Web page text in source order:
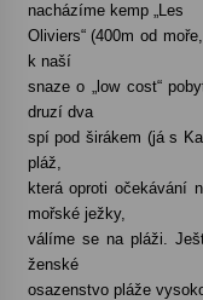
nacházíme kemp „Les
Oliviers“ (400m od
k naší
snaze o „low cost“
druzí dva
spí pod širákem (já s
pláž,
která oproti očekávání
mořské ježky,
válíme se na pláži.
ženské
osazenstvo pláže